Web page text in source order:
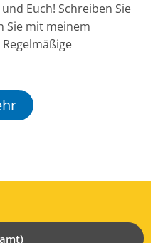
Euch! Schreiben Sie
Sie mit meinem